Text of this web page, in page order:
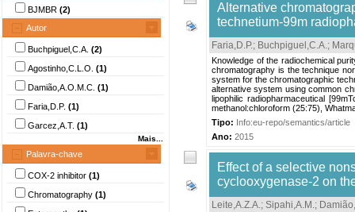
BJMBR (2)
Autor
Buchpiguel,C.A. (2)
Agostinho,C.L.O. (1)
Damião,A.O.M.C. (1)
Faria,D.P. (1)
Garcez,A.T. (1)
Mais...
Palavra-chave
COX-2 inhibitor (1)
Chromatography (1)
Alternative
technetium-99m
Faria,D.P.; Buchpiguel,C.A.;
Knowledge of the radiochemical
chromatography is the technique
system for the chromatographic
alternative system using common
lipophilic radiopharmaceutical
methanol:chloroform (25:75),
Tipo: Info:eu-repo/semantics/article
Ano: 2015
Effect of a selective
cyclooxygenase-2 on
Leite,A.Z.A.; Sipahi,A.M.;